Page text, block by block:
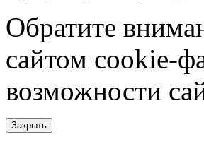
Обратите
сайтом cookie-
возможности
Закрыть